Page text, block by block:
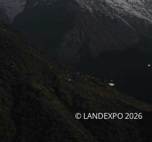
© LANDEXPO 2026